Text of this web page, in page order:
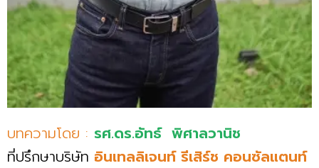
บทความโดย : รศ.ดร.อัทธ์ พิศาลวานิช
ที่ปรึกษาบริษัท อินเทลลิเจนท์ รีเสิร์ช คอนซัลแตนท์